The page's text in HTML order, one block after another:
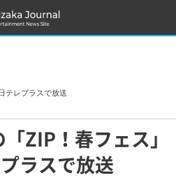
テレプラスで放送
ZIP！春フェス」
ラスで放送